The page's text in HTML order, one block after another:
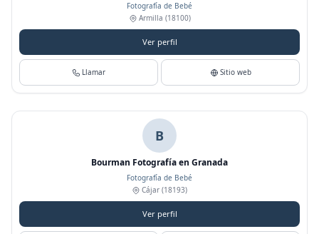
Fotografía de Bebé
Armilla (18100)
Ver perfil
Llamar Sitio web
B
Bourman Fotografía en Granada
Fotografía de Bebé
Cájar (18193)
Ver perfil